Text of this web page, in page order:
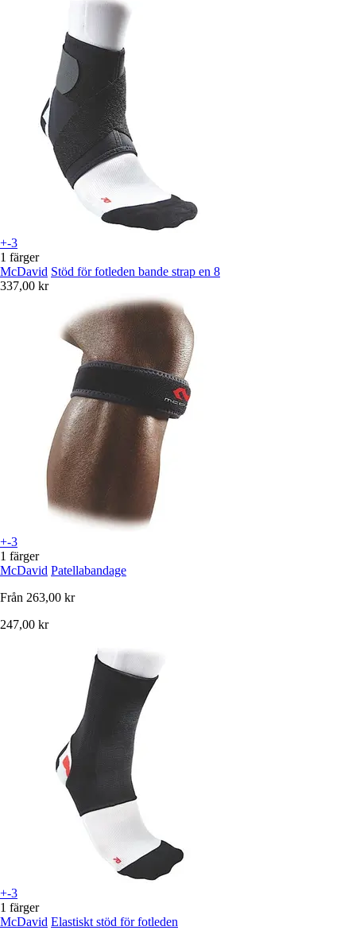
+-3
1 färger
McDavid Stöd för fotleden bande strap en 8
337,00 kr
+-3
1 färger
McDavid Patellabandage
Från 263,00 kr
247,00 kr
+-3
1 färger
McDavid Elastiskt stöd för fotleden